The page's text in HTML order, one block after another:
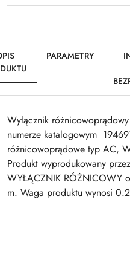
PARAMETRY
Wyłącznik
numerze katalogowym
różnicowoprądowe typ AC,
Produkt wyprodukowany
WYŁĄCZNIK
m. Waga produktu wynosi